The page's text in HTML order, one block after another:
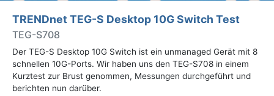
TRENDnet TEG-S Desktop 10G Switch Test
TEG-S708
Der TEG-S Desktop 10G Switch ist ein unmanaged Gerät mit 8
schnellen 10G-Ports. Wir haben uns den TEG-S708 in einem
Kurztest zur Brust genommen, Messungen durchgeführt und
berichten nun darüber.